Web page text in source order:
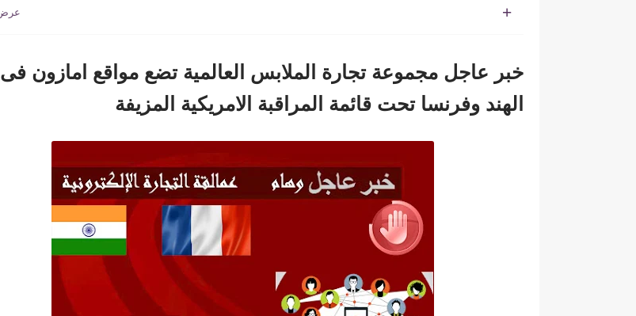
خبر عاجل مجموعة تجارة الملابس العالمية تضع مواقع امازون فى
الهند وفرنسا تحت قائمة المراقبة الامريكية المزيفة